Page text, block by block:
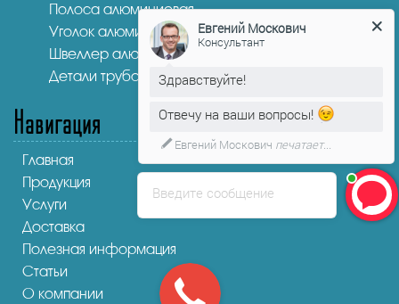
Полоса алюминиевая
Уголок алюминиевый
Швеллер алюминиевый
Детали трубопроводов
Навигация
Главная
Продукция
Услуги
Доставка
Полезная информация
Статьи
О компании
Введите сообщение
Евгений Москович